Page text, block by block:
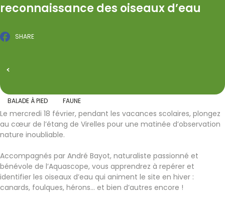
reconnaissance des oiseaux d’eau
SHARE
Facebook
All events
BALADE À PIED FAUNE
Le mercredi 18 février, pendant les vacances scolaires, plongez
au cœur de l’étang de Virelles pour une matinée d’observation
nature inoubliable.
Accompagnés par André Bayot, naturaliste passionné et
bénévole de l’Aquascope, vous apprendrez à repérer et
identifier les oiseaux d’eau qui animent le site en hiver :
canards, foulques, hérons… et bien d’autres encore !